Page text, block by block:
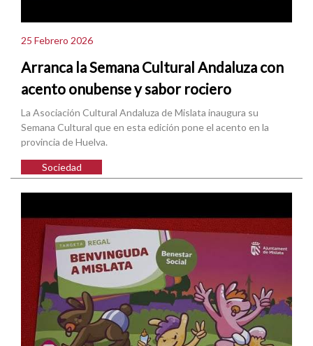
25 Febrero 2026
Arranca la Semana Cultural Andaluza con
acento onubense y sabor rociero
La Asociación Cultural Andaluza de Mislata inaugura su
Semana Cultural que en esta edición pone el acento en la
provincia de Huelva.
Sociedad